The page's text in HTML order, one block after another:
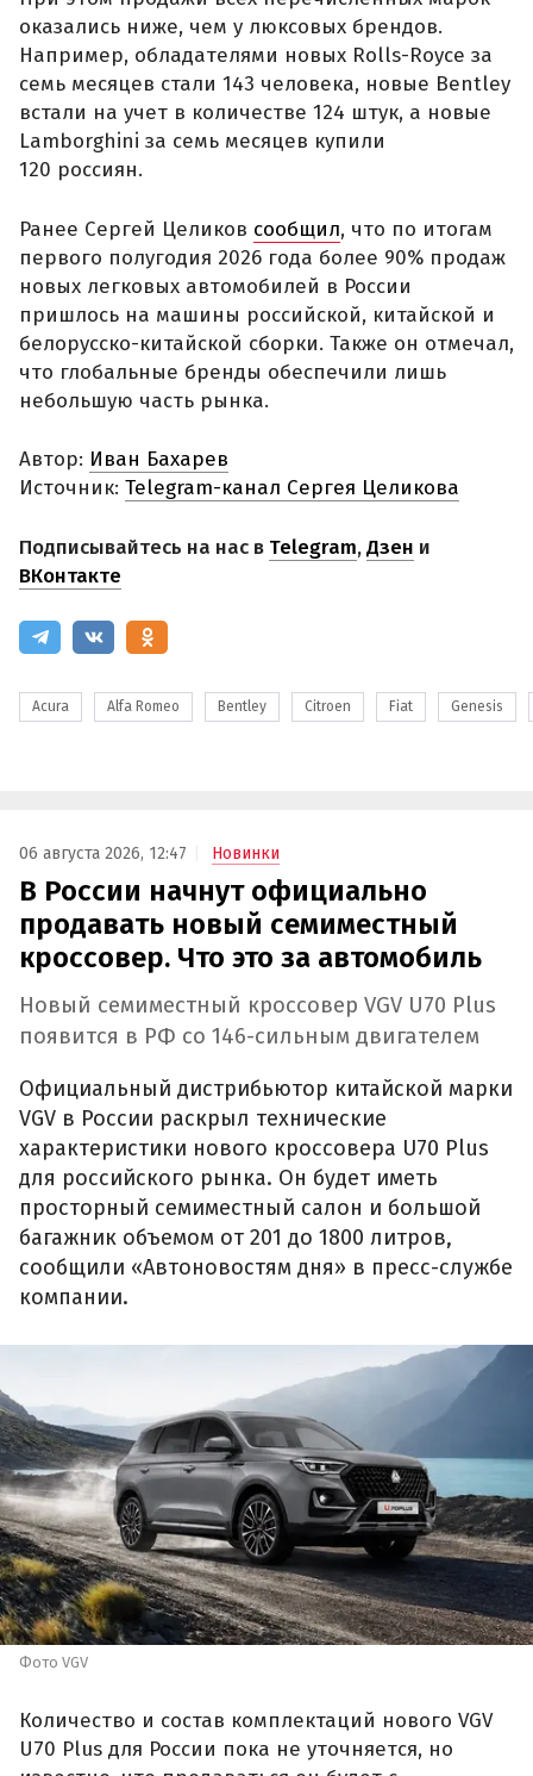
оказались ниже, чем у люксовых брендов.
Например, обладателями новых Rolls-Royce за
семь месяцев стали 143 человека, новые Bentley
встали на учет в количестве 124 штук, а новые
Lamborghini за семь месяцев купили
120 россиян.
Ранее Сергей Целиков сообщил, что по итогам
первого полугодия 2026 года более 90% продаж
новых легковых автомобилей в России
пришлось на машины российской, китайской и
белорусско-китайской сборки. Также он отмечал,
что глобальные бренды обеспечили лишь
небольшую часть рынка.
Автор: Иван Бахарев
Источник: Telegram-канал Сергея Целикова
Подписывайтесь на нас в Telegram,Дзен и
ВКонтакте
Acura Alfa Romeo Bentley Citroen Fiat Genesis
06 августа 2026, 12:47 Новинки
В России начнут официально
продавать новый семиместный
кроссовер. Что это за автомобиль
Новый семиместный кроссовер VGV U70 Plus
появится в РФ со 146-сильным двигателем
Официальный дистрибьютор китайской марки
VGV в России раскрыл технические
характеристики нового кроссовера U70 Plus
для российского рынка. Он будет иметь
просторный семиместный салон и большой
багажник объемом от 201 до 1800 литров,
сообщили «Автоновостям дня» в пресс-службе
компании.
Фото VGV
Количество и состав комплектаций нового VGV
U70 Plus для России пока не уточняется, но